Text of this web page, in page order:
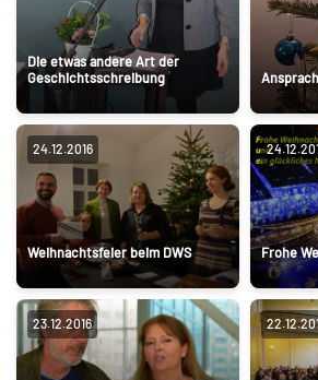
Die etwas andere Art der
Geschichtsschreibung
24.12.2016
Weihnachtsfeier beim DWS Frohe
23.12.2016